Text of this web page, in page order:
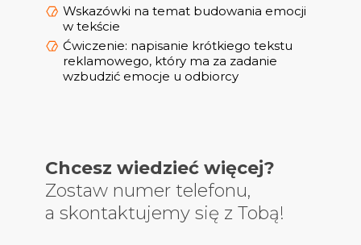
Wskazówki na temat budowania emocji
w tekście
Ćwiczenie: napisanie krótkiego tekstu
reklamowego, który ma za zadanie
wzbudzić emocje u odbiorcy
Chcesz wiedzieć więcej?
Zostaw numer telefonu,
a skontaktujemy się z Tobą!